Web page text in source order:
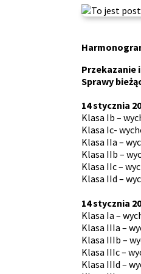
Przekazanie
Sprawy
14 stycznia
Klasa Ib –
Klasa Ic-
Klasa IIa –
Klasa IIb –
Klasa IIc –
Klasa IId –
14 stycznia
Klasa Ia –
Klasa IIIa –
Klasa IIIb –
Klasa IIIc –
Klasa IIId –